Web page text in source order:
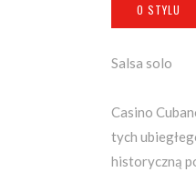
O STYLU
Salsa solo
Casino
tych
historyczną